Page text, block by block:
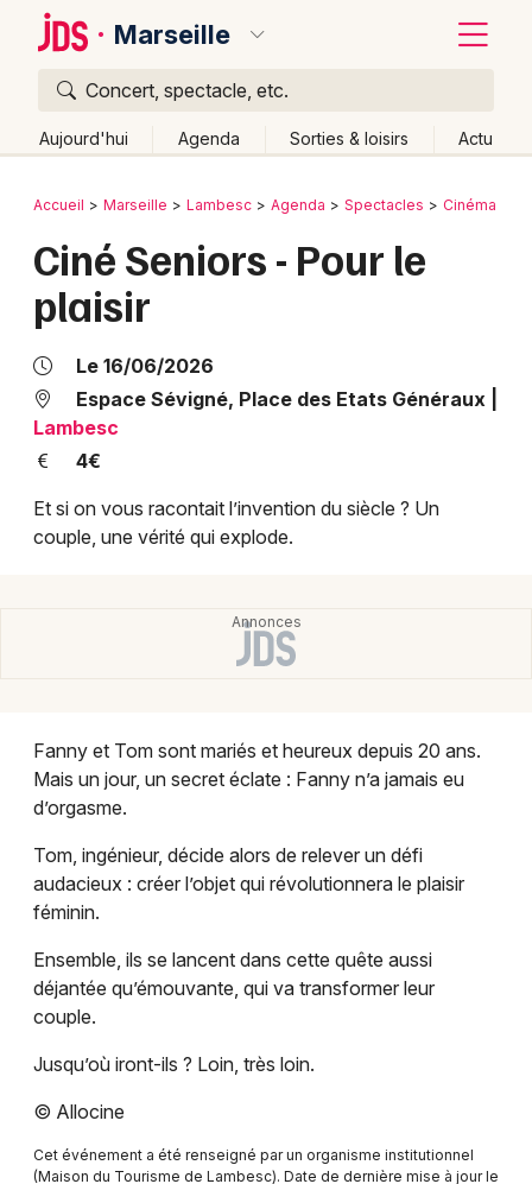
Marseille
Concert, spectacle, etc.
Aujourd'hui Agenda Sorties & loisirs Actu
Publier un événement
Grands événements
Activité & Expérience
Manifestations
Foires & salons
Soirées
Sorties famille
Expos
Sorties & loisirs
Cinéma dans les Bouches du Rhône
Bordeaux
Colmar
Lyon
Montpellier
Toulouse
Retour
Accueil Marseille Lambesc Agenda Spectacles Cinéma
Ciné Seniors - Pour le
plaisir
Le 16/06/2026
Espace Sévigné, Place des Etats Généraux
Lambesc
4€
Et si on vous racontait l’invention du siècle ? Un
couple, une vérité qui explode.
Fanny et Tom sont mariés et heureux depuis 20 ans.
Mais un jour, un secret éclate : Fanny n’a jamais eu
d’orgasme.
Tom, ingénieur, décide alors de relever un défi
audacieux : créer l’objet qui révolutionnera le plaisir
féminin.
Ensemble, ils se lancent dans cette quête aussi
déjantée qu’émouvante, qui va transformer leur
couple.
Jusqu’où iront-ils ? Loin, très loin.
© Allocine
Cet événement a été renseigné par un organisme institutionnel
(Maison du Tourisme de Lambesc). Date de dernière mise à jour le
Quoi ?
Où ?
Provence-Alpes-Côte-d'Azur
Partout
Près de moi
Changer de lieu